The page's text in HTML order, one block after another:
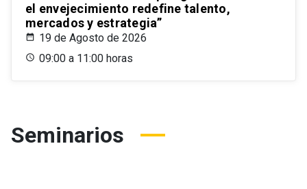
el envejecimiento redefine talento,
mercados y estrategia”
19 de Agosto de 2026
09:00 a 11:00 horas
Seminarios